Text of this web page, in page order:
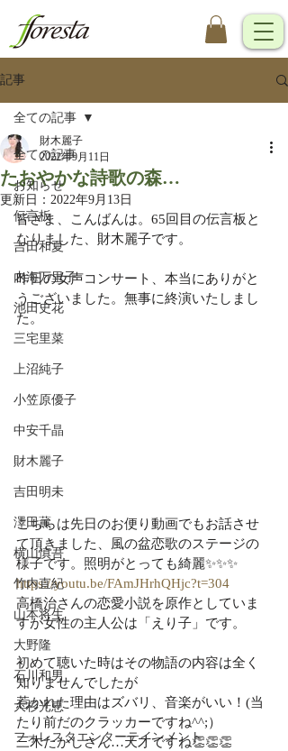
記事
全ての記事
お知らせ
伝言板
吉田和夏
内海万里子
池田史花
三宅里菜
上沼純子
小笠原優子
中安千晶
財木麗子
吉田明未
澤田薫
横山慎吾
竹内直紀
山本将生
大野隆
石川和男
大杉光恵
フォレスタエンターテインメント
全ての記事
たおやかな詩歌の森…
財木麗子
2022年9月11日
更新日： 2022年9月13日
皆さま、こんばんは。65回目の伝言板と
なりました、財木麗子です。
昨日の女声コンサート、本当にありがと
うございました。無事に終演いたしまし
た。
こちらは先日のお便り動画でもお話させ
て頂きました、風の盆恋歌のステージの
様子です。照明がとっても綺麗✨✨✨
https://youtu.be/FAmJHrhQHjc?t=304
高橋治さんの恋愛小説を原作としていま
すが女性の主人公は「えり子」です。
初めて聴いた時はその物語の内容は全く
知りませんでしたが
惹かれた理由はズバリ、音楽がいい！(当
たり前だのクラッカーですね^^;）
三木たかしさん…天才ですね👏👏👏